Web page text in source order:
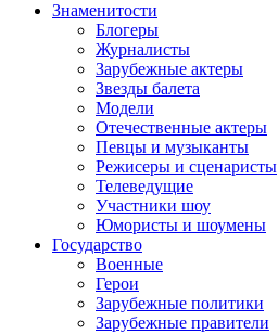
Знаменитости
Блогеры
Журналисты
Зарубежные актеры
Звезды балета
Модели
Отечественные актеры
Певцы и музыканты
Режисеры и сценаристы
Телеведущие
Участники шоу
Юмористы и шоумены
Государство
Военные
Герои
Зарубежные политики
Зарубежные правители